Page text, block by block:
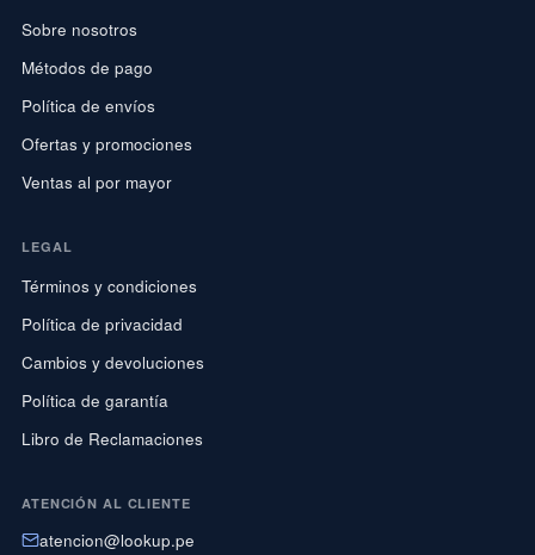
Sobre nosotros
Métodos de pago
Política de envíos
Ofertas y promociones
Ventas al por mayor
LEGAL
Términos y condiciones
Política de privacidad
Cambios y devoluciones
Política de garantía
Libro de Reclamaciones
ATENCIÓN AL CLIENTE
atencion@lookup.pe